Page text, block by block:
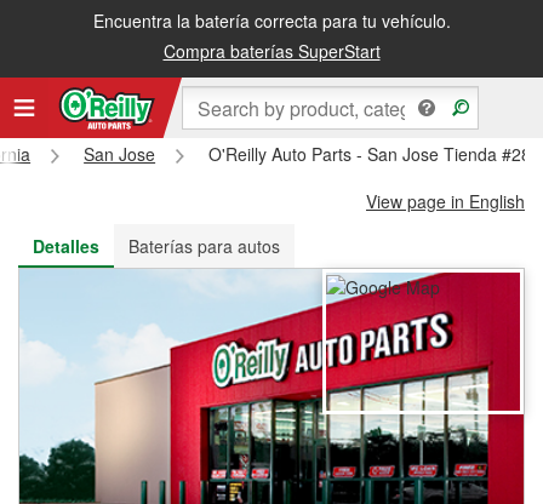
Encuentra la batería correcta para tu vehículo.
Compra baterías SuperStart
Recibe tu orden gratis al día siguiente o recógela en la tienda
San Jose
O'Reilly Auto Parts - San Jose Tienda
View page in English
Detalles
Baterías para autos